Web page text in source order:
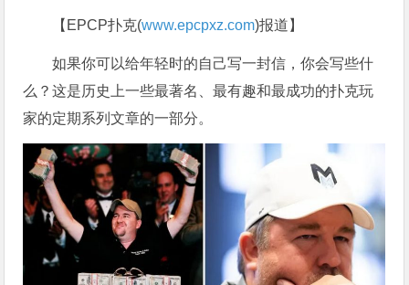
【EPCP扑克(www.epcpxz.com)报道】
如果你可以给年轻时的自己写一封信，你会写些什
么？这是历史上一些最著名、最有趣和最成功的扑克玩
家的定期系列文章的一部分。